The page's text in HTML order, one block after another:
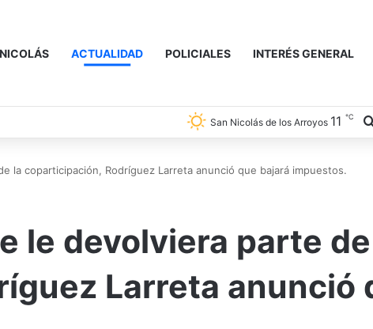
ACTUALIDAD POLICIALES INTERÉS GENERAL
San Nicolás de los Arroyos 11 ℃
la coparticipación, Rodríguez Larreta anunció que bajará impuestos.
le devolviera parte
Larreta anunció